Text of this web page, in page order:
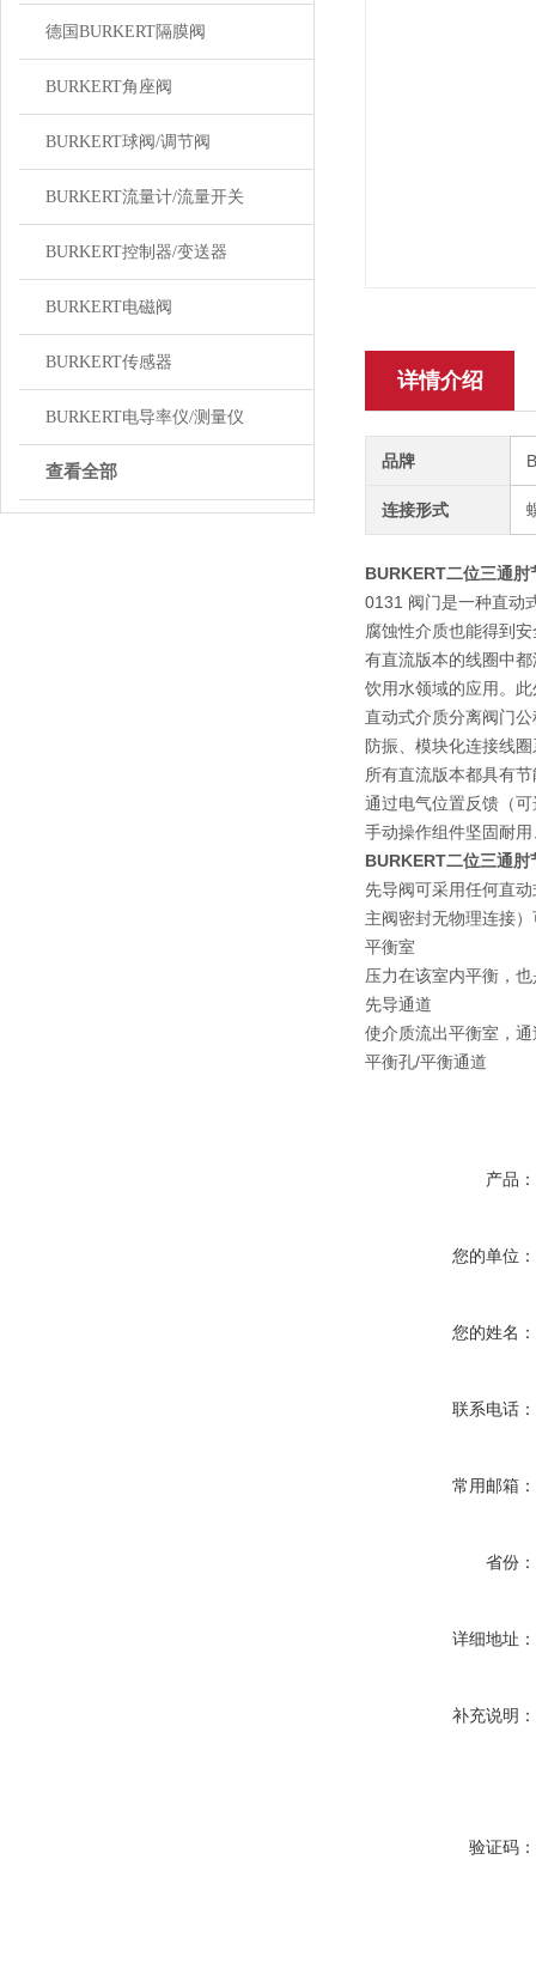
德国BURKERT隔膜阀
BURKERT角座阀
BURKERT球阀/调节阀
BURKERT流量计/流量开关
BURKERT控制器/变送器
BURKERT电磁阀
BURKERT传感器
BURKERT电导率仪/测量仪
查看全部
详情介绍
品牌
连接形式
BURKERT二位三通
0131 阀门是一种直动
腐蚀性介质也能得到
有直流版本的线圈中
饮用水领域的应用。
直动式介质分离阀门
防振、模块化连接线
所有直流版本都具有
通过电气位置反馈（
手动操作组件坚固耐
BURKERT二位三通
先导阀可采用任何直
主阀密封无物理连接
平衡室
压力在该室内平衡，
先导通道
使介质流出平衡室，
平衡孔/平衡通道
产品：
您的单位：
您的姓名：
联系电话：
常用邮箱：
省份：
详细地址：
补充说明：
验证码：